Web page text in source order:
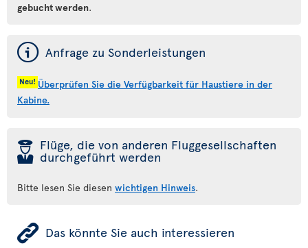
gebucht werden.
ý Anfrage zu Sonderleistungen
Neu! Überprüfen Sie die Verfügbarkeit für Haustiere in der
Kabine.
þ Flüge, die von anderen Fluggesellschaften
durchgeführt werden
Bitte lesen Sie diesen wichtigen Hinweis.
ÿ Das könnte Sie auch interessieren